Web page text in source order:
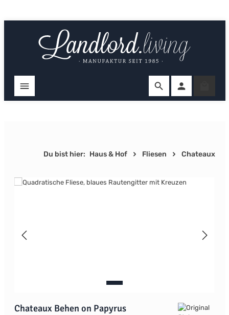
Du bist hier: Haus & Hof Fliesen Chateaux
Bildergalerie überspringen
Chateaux Behen on Papyrus